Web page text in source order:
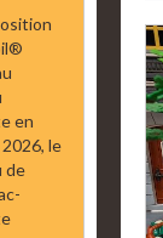
en
le
de